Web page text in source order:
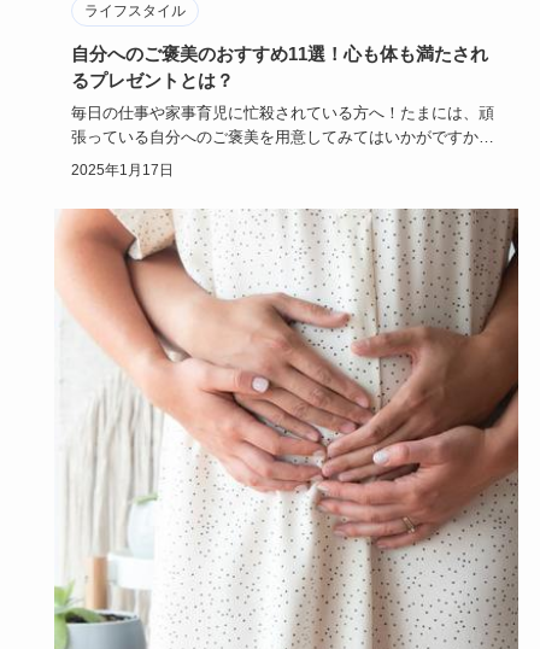
ライフスタイル
自分へのご褒美のおすすめ11選！心も体も満たされ
るプレゼントとは？
毎日の仕事や家事育児に忙殺されている方へ！たまには、頑
張っている自分へのご褒美を用意してみてはいかがですか？
自分から自分に…
2025年1月17日